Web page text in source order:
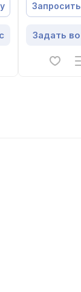
Задать